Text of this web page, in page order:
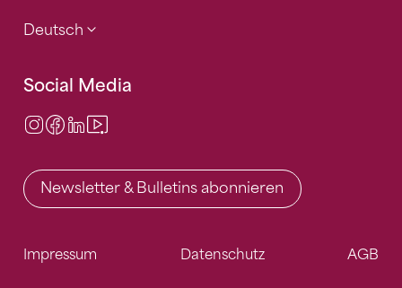
Deutsch
Social Media
Instagram
Facebook
LinkedIn
Newsletter & Bulletins abonnieren
Impressum Datenschutz AGB